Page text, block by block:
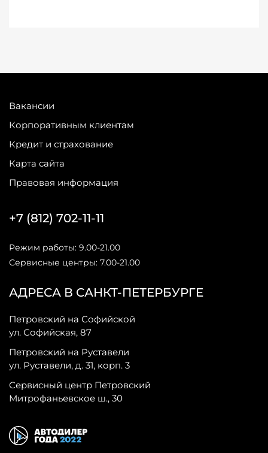
Вакансии
Корпоративным клиентам
Кредит и страхование
Карта сайта
Правовая информация
АДРЕСА В САНКТ-ПЕТЕРБУРГЕ
Петровский на Софийской
ул. Софийская, 87
Петровский на Руставели
ул. Руставели, д. 31, корп. 3
Сервисный центр Петровский
Митрофаньевское ш., 30
+7 (812) 702-11-11
Режим работы: 9.00-21.00
Сервисные центры: 7.00-21.00